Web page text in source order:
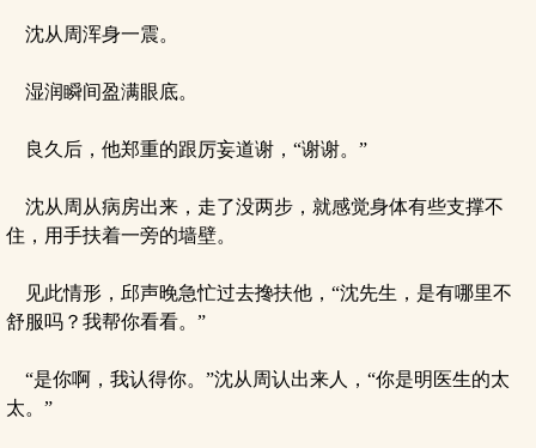
沈从周浑身一震。
湿润瞬间盈满眼底。
良久后，他郑重的跟厉妄道谢，“谢谢。”
沈从周从病房出来，走了没两步，就感觉身体有些支撑不
住，用手扶着一旁的墙壁。
见此情形，邱声晚急忙过去搀扶他，“沈先生，是有哪里不
舒服吗？我帮你看看。”
“是你啊，我认得你。”沈从周认出来人，“你是明医生的太
太。”